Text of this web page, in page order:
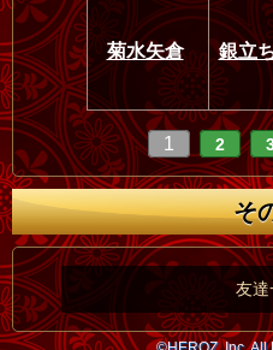
菊水矢倉 銀立
1 2
そ
友達